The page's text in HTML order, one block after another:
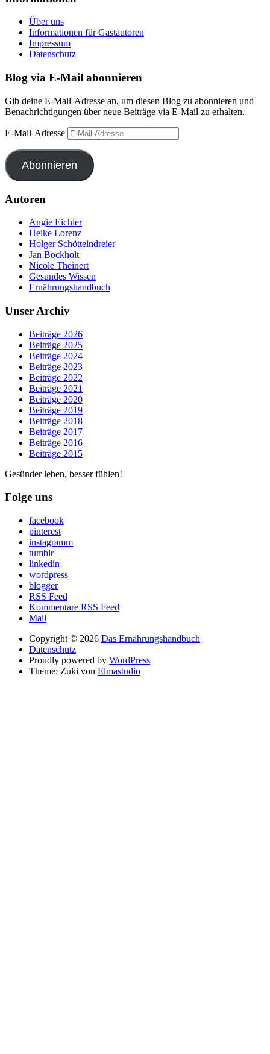
Über uns
Informationen für Gastautoren
Impressum
Datenschutz
Blog via E-Mail abonnieren
Gib deine E-Mail-Adresse an, um diesen Blog zu abonnieren und
Benachrichtigungen über neue Beiträge via E-Mail zu erhalten.
E-Mail-Adresse
Abonnieren
Autoren
Angie Eichler
Heike Lorenz
Holger Schöttelndreier
Jan Bockholt
Nicole Theinert
Gesundes Wissen
Ernährungshandbuch
Unser Archiv
Beiträge 2026
Beiträge 2025
Beiträge 2024
Beiträge 2023
Beiträge 2022
Beiträge 2021
Beiträge 2020
Beiträge 2019
Beiträge 2018
Beiträge 2017
Beiträge 2016
Beiträge 2015
Gesünder leben, besser fühlen!
Folge uns
facebook
pinterest
instagramm
tumblr
linkedin
wordpress
blogger
RSS Feed
Kommentare RSS Feed
Mail
Copyright © 2026 Das Ernährungshandbuch
Datenschutz
Proudly powered by WordPress
Theme: Zuki von Elmastudio